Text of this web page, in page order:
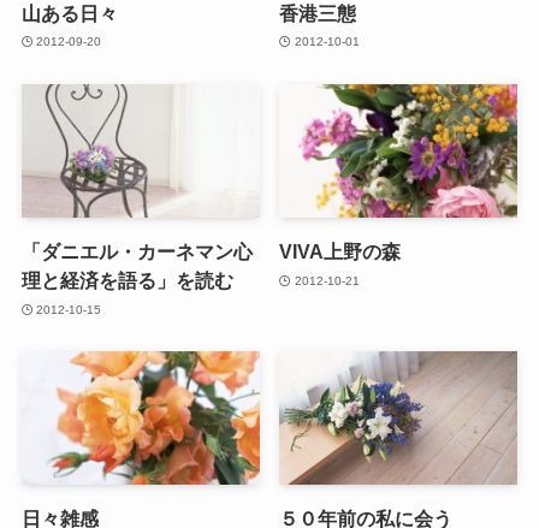
山ある日々
2012-09-20
香港三態
2012-10-01
「ダニエル・カーネマン心
理と経済を語る」を読む
2012-10-15
VIVA上野の森
2012-10-21
日々雑感 ５０年前の私に会う